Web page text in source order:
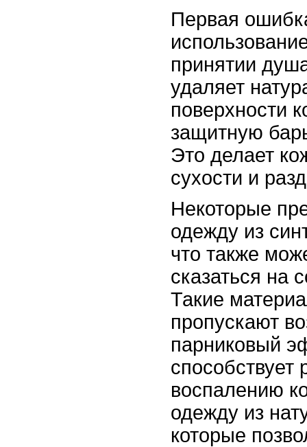
Первая
принятии
удаляет
поверхности
защитную
Это делает
сухости и
Некоторые
одежду из
что также
сказаться на
Такие
пропускают
парниковый
воспалению
одежду из
которые